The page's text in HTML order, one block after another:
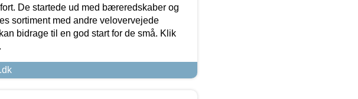
De startede ud med bæreredskaber og
sortiment med andre velovervejede
bidrage til en god start for de små. Klik